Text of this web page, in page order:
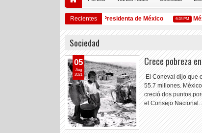
Recientes
Sheinbaum Pardo (1962): Presidenta de México 6:28 PM
Sociedad
Crece pobreza
El Coneval dijo que
55.7 millones.
creció dos puntos
el Consejo
05
Aug
2021